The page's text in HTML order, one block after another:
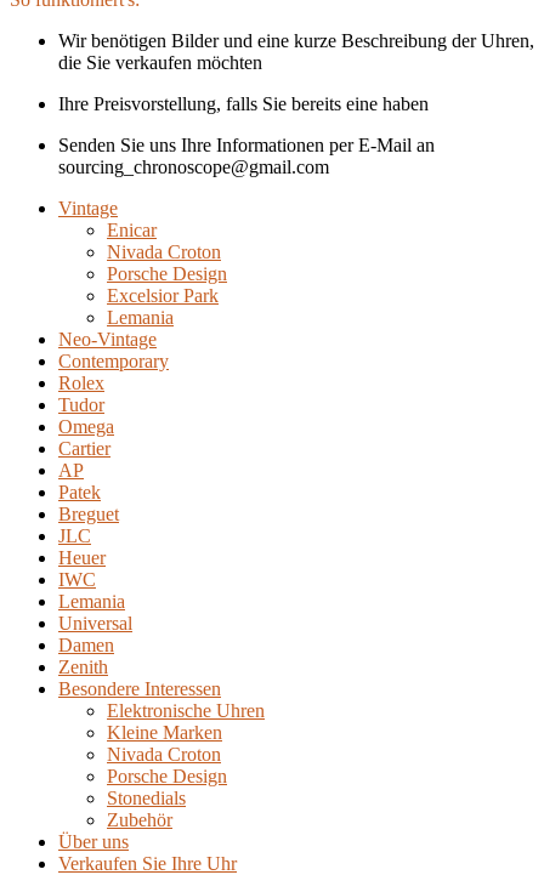
Wir benötigen Bilder und eine kurze Beschreibung der Uhren,
die Sie verkaufen möchten
Ihre Preisvorstellung, falls Sie bereits eine haben
Senden Sie uns Ihre Informationen per E-Mail an
sourcing_chronoscope@gmail.com
Vintage
Enicar
Nivada Croton
Porsche Design
Excelsior Park
Lemania
Neo-Vintage
Contemporary
Rolex
Tudor
Omega
Cartier
AP
Patek
Breguet
JLC
Heuer
IWC
Lemania
Universal
Damen
Zenith
Besondere Interessen
Elektronische Uhren
Kleine Marken
Nivada Croton
Porsche Design
Stonedials
Zubehör
Über uns
Verkaufen Sie Ihre Uhr